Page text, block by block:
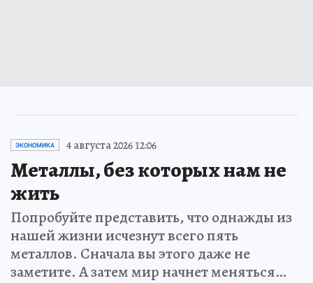
ЭКОНОМИКА 4 августа 2026 12:06
Металлы, без которых нам не
жить
Попробуйте представить, что однажды из
нашей жизни исчезнут всего пять
металлов. Сначала вы этого даже не
заметите. А затем мир начнет меняться…